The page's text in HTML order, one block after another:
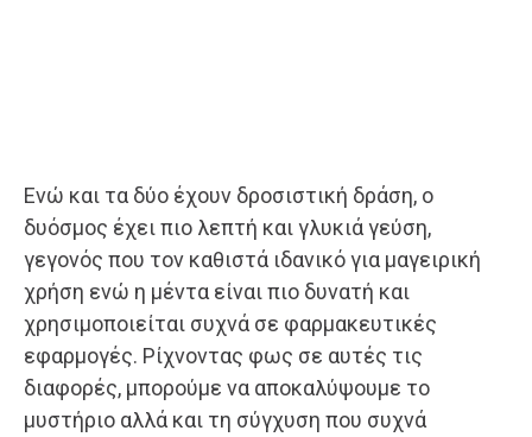
Eνώ και τα δύο έχουν δροσιστική δράση, ο
δυόσμος έχει πιο λεπτή και γλυκιά γεύση,
γεγονός που τον καθιστά ιδανικό για μαγειρική
χρήση ενώ η μέντα είναι πιο δυνατή και
χρησιμοποιείται συχνά σε φαρμακευτικές
εφαρμογές. Ρίχνοντας φως σε αυτές τις
διαφορές, μπορούμε να αποκαλύψουμε το
μυστήριο αλλά και τη σύγχυση που συχνά